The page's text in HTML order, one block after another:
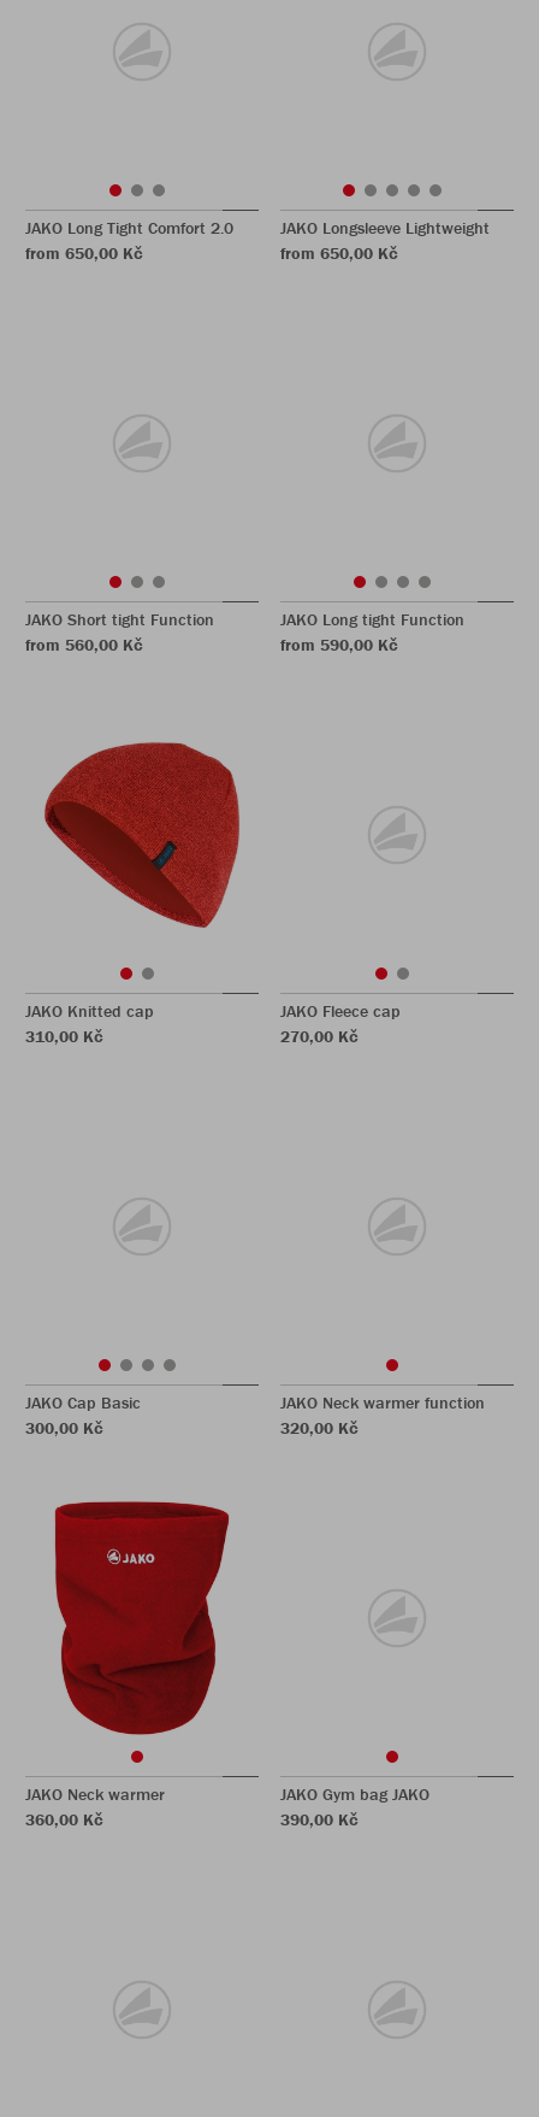
JAKO Long Tight Comfort 2.0
from 650,00 Kč
JAKO Longsleeve Lightweight
from 650,00 Kč
JAKO Short tight Function
from 560,00 Kč
JAKO Long tight Function
from 590,00 Kč
JAKO Knitted cap
310,00 Kč
JAKO Fleece cap
270,00 Kč
JAKO Cap Basic
300,00 Kč
JAKO Neck warmer function
320,00 Kč
JAKO Neck warmer
360,00 Kč
JAKO Gym bag JAKO
390,00 Kč